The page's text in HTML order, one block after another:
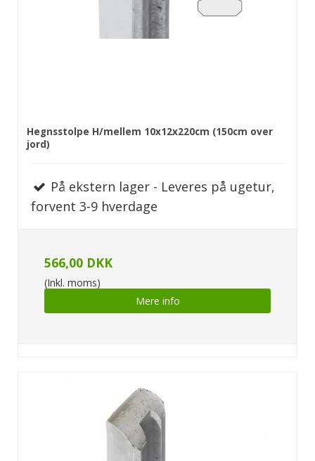
Hegnsstolpe H/mellem 10x12x220cm (150cm over
jord)
På ekstern lager - Leveres på ugetur,
forvent 3-9 hverdage
566,00 DKK
(Inkl. moms)
Mere info